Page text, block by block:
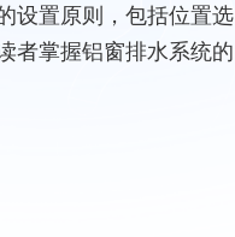
设置原则，包括位置选
者掌握铝窗排水系统的